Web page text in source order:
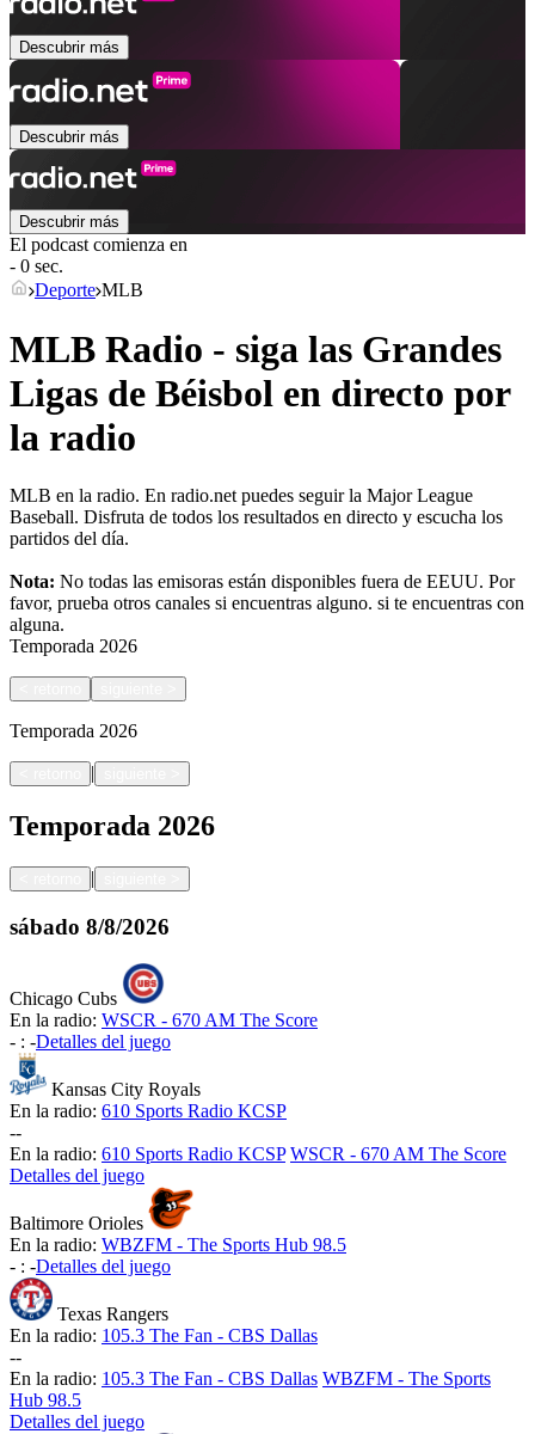
Descubrir más
Descubrir más
Descubrir más
El podcast comienza en
- 0 sec.
Deporte MLB
MLB Radio - siga las Grandes
Ligas de Béisbol en directo por
la radio
MLB en la radio. En radio.net puedes seguir la Major League
Baseball. Disfruta de todos los resultados en directo y escucha los
partidos del día.
Nota: No todas las emisoras están disponibles fuera de EEUU. Por
favor, prueba otros canales si encuentras alguno. si te encuentras con
alguna.
Temporada 2026
Temporada 2026
|
Temporada 2026
|
sábado 8/8/2026
Chicago Cubs
En la radio: WSCR - 670 AM The Score
- : -Detalles del juego
Kansas City Royals
En la radio: 610 Sports Radio KCSP
--
En la radio: 610 Sports Radio KCSP WSCR - 670 AM The Score
Detalles del juego
Baltimore Orioles
En la radio: WBZFM - The Sports Hub 98.5
- : -Detalles del juego
Texas Rangers
En la radio: 105.3 The Fan - CBS Dallas
--
En la radio: 105.3 The Fan - CBS Dallas WBZFM - The Sports
Hub 98.5
Detalles del juego